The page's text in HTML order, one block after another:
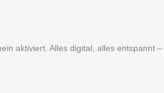
aktiviert. Alles digital, alles entspannt